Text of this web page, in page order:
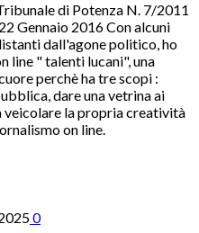
di Potenza N. 7/2011
Gennaio 2016 Con alcuni
dall'agone politico, ho
line " talenti lucani", una
perchè ha tre scopi :
dare una vetrina ai
veicolare la propria creatività
on line.
0